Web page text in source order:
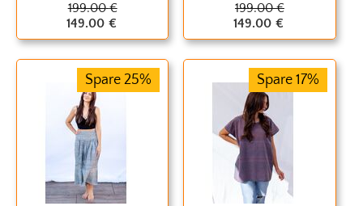
199.00 €
149.00 €
199.00 €
149.00 €
Spare 25% Spare 17%